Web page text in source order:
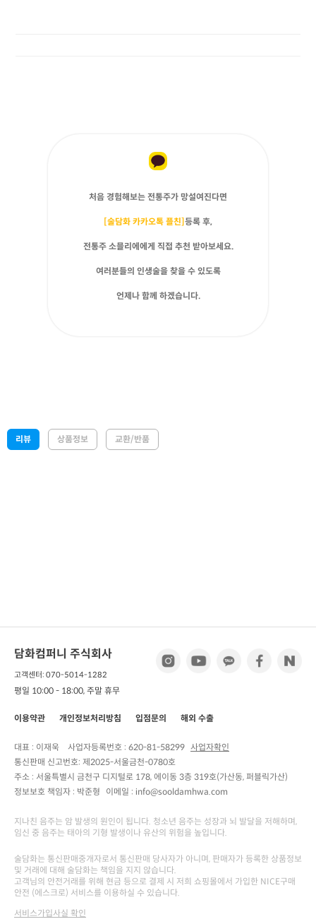
처음 경험해보는 전통주가 망설여진다면
[술담화 카카오톡 플친] 등록 후,
전통주 소믈리에에게 직접 추천 받아보세요.
여러분들의 인생술을 찾을 수 있도록
언제나 함께 하겠습니다.
리뷰 상품정보 교환/반품
담화컴퍼니 주식회사
고객센터: 070-5014-1282
평일 10:00 - 18:00, 주말 휴무
이용약관 개인정보처리방침 입점문의 해외 수출
대표 : 이재욱 사업자등록번호 : 620-81-58299 사업자확인
통신판매 신고번호: 제2025-서울금천-0780호
주소 : 서울특별시 금천구 디지털로 178, 에이동 3층 319호(가산동, 퍼블릭가산)
정보보호 책임자 : 박준형 이메일 : info@sooldamhwa.com
지나친 음주는 암 발생의 원인이 됩니다. 청소년 음주는 성장과 뇌 발달을 저해하며,
임신 중 음주는 태아의 기형 발생이나 유산의 위험을 높입니다.
술담화는 통신판매중개자로서 통신판매 당사자가 아니며, 판매자가 등록한 상품정보
및 거래에 대해 술담화는 책임을 지지 않습니다.
고객님의 안전거래를 위해 현금 등으로 결제 시 저희 쇼핑몰에서 가입한 NICE구매
안전 (에스크로) 서비스를 이용하실 수 있습니다.
서비스가입사실 확인